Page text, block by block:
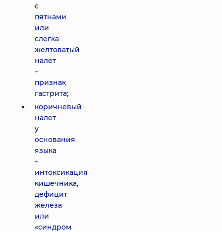
с
пятнами
или
слегка
желтоватый
налет
–
признак
гастрита;
коричневый
налет
у
основания
языка
–
интоксикация
кишечника,
дефицит
железа
или
«синдром